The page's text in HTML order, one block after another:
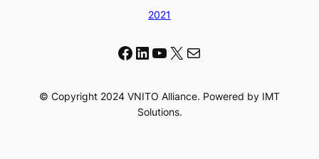
2021
Facebook
LinkedIn
YouTube
X Mail
© Copyright 2024 VNITO Alliance. Powered by IMT
Solutions.